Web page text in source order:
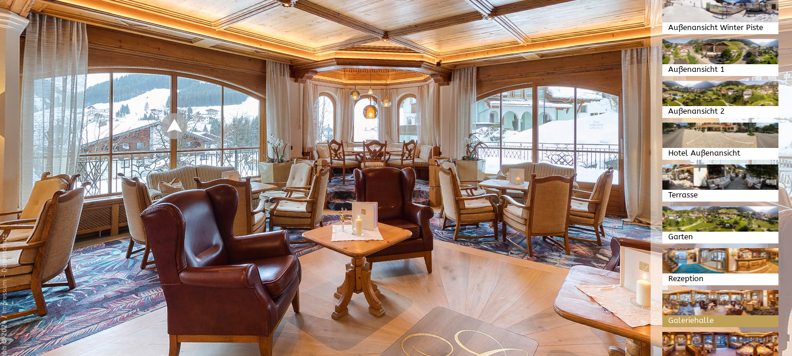
Außenansicht Winter Piste
Außenansicht 1
Außenansicht 2
Hotel Außenansicht
Terrasse
Garten
Rezeption
Galeriehalle
/
Impressum
-
Datenschutz